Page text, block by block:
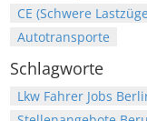
CE (Schwere
Autotransporte
Schlagworte
Lkw Fahrer Jobs